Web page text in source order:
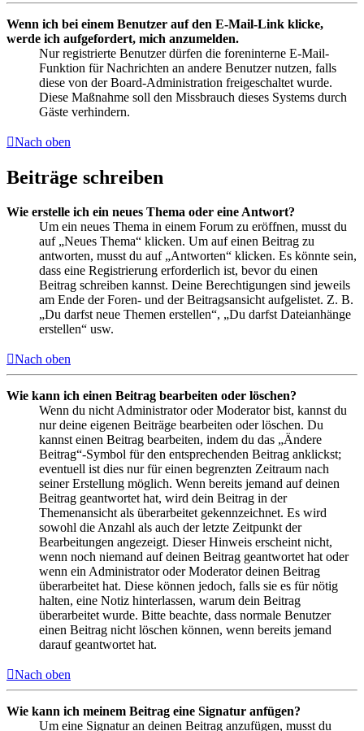
Wenn ich bei einem Benutzer auf den E-Mail-Link klicke,
werde ich aufgefordert, mich anzumelden.
Nur registrierte Benutzer dürfen die foreninterne E-Mail-
Funktion für Nachrichten an andere Benutzer nutzen, falls
diese von der Board-Administration freigeschaltet wurde.
Diese Maßnahme soll den Missbrauch dieses Systems durch
Gäste verhindern.
Nach oben
Beiträge schreiben
Wie erstelle ich ein neues Thema oder eine Antwort?
Um ein neues Thema in einem Forum zu eröffnen, musst du
auf „Neues Thema“ klicken. Um auf einen Beitrag zu
antworten, musst du auf „Antworten“ klicken. Es könnte sein,
dass eine Registrierung erforderlich ist, bevor du einen
Beitrag schreiben kannst. Deine Berechtigungen sind jeweils
am Ende der Foren- und der Beitragsansicht aufgelistet. Z. B.
„Du darfst neue Themen erstellen“, „Du darfst Dateianhänge
erstellen“ usw.
Nach oben
Wie kann ich einen Beitrag bearbeiten oder löschen?
Wenn du nicht Administrator oder Moderator bist, kannst du
nur deine eigenen Beiträge bearbeiten oder löschen. Du
kannst einen Beitrag bearbeiten, indem du das „Ändere
Beitrag“-Symbol für den entsprechenden Beitrag anklickst;
eventuell ist dies nur für einen begrenzten Zeitraum nach
seiner Erstellung möglich. Wenn bereits jemand auf deinen
Beitrag geantwortet hat, wird dein Beitrag in der
Themenansicht als überarbeitet gekennzeichnet. Es wird
sowohl die Anzahl als auch der letzte Zeitpunkt der
Bearbeitungen angezeigt. Dieser Hinweis erscheint nicht,
wenn noch niemand auf deinen Beitrag geantwortet hat oder
wenn ein Administrator oder Moderator deinen Beitrag
überarbeitet hat. Diese können jedoch, falls sie es für nötig
halten, eine Notiz hinterlassen, warum dein Beitrag
überarbeitet wurde. Bitte beachte, dass normale Benutzer
einen Beitrag nicht löschen können, wenn bereits jemand
darauf geantwortet hat.
Nach oben
Wie kann ich meinem Beitrag eine Signatur anfügen?
Um eine Signatur an deinen Beitrag anzufügen, musst du